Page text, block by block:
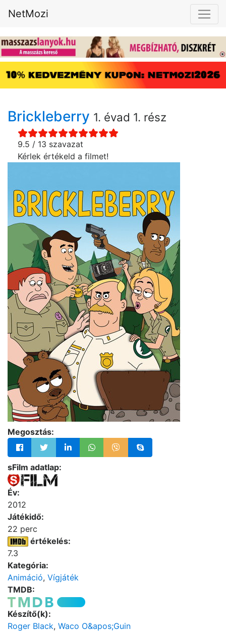
NetMozi
Brickleberry 1. évad 1. rész
9.5 / 13 szavazat
Kérlek értékeld a filmet!
Megosztás:
sFilm adatlap:
Év:
2012
Játékidő:
22 perc
értékelés:
7.3
Kategória:
Animáció, Vígjáték
TMDB:
Készítő(k):
Roger Black, Waco O&apos;Guin